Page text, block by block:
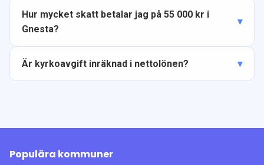
Hur mycket skatt betalar jag på 55 000 kr i
Gnesta?
Är kyrkoavgift inräknad i nettolönen?
Populära kommuner